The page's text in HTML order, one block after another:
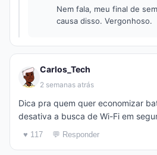
Nem fala, meu final de
causa disso. Vergonhoso.
Carlos_Tech
2 semanas atrás
Dica pra quem quer economizar
desativa a busca de Wi-Fi em
♥ 117 💬 Responder